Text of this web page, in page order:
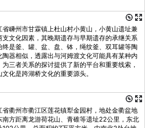
嵊州市甘霖镇上杜山村小黄山，小黄山遗址兼
文化因素，其晚期遗存与早期遗存的承继关系
是釜、罐、盆、盘、钵，绳纹釜、双耳罐等陶
器相似，透露出与河姆渡文化可能具有某种内
三者关系的探讨提供了新的平台和重要线索，
化是跨湖桥文化的重要源头。
省衢州市衢江区莲花镇犁金园村，地处金衢盆地
南方距离龙游荷花山、青碓等遗址22公里，东北